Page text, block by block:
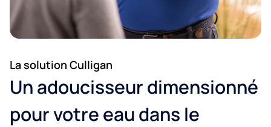
La solution Culligan
Un adoucisseur dimensionné
pour votre eau dans le